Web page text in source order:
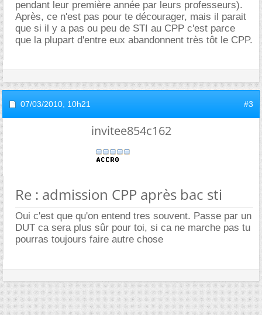
pendant leur première année par leurs professeurs).
Après, ce n'est pas pour te décourager, mais il parait
que si il y a pas ou peu de STI au CPP c'est parce
que la plupart d'entre eux abandonnent très tôt le CPP.
07/03/2010, 10h21 #3
invitee854c162
Re : admission CPP après bac sti
Oui c'est que qu'on entend tres souvent. Passe par un
DUT ca sera plus sûr pour toi, si ca ne marche pas tu
pourras toujours faire autre chose